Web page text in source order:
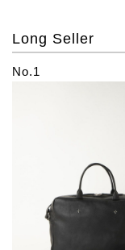
Long Seller
No.1